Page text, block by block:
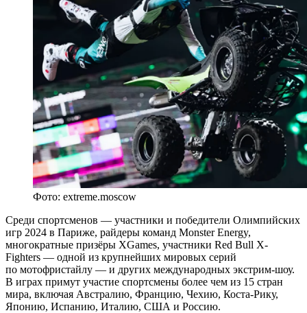
Фото: extreme.moscow
Среди спортсменов — участники и победители Олимпийских
игр 2024 в Париже, райдеры команд Monster Energy,
многократные призёры XGames, участники Red Bull X-
Fighters — одной из крупнейших мировых серий
по мотофристайлу — и других международных экстрим-шоу.
В играх примут участие спортсмены более чем из 15 стран
мира, включая Австралию, Францию, Чехию, Коста-Рику,
Японию, Испанию, Италию, США и Россию.